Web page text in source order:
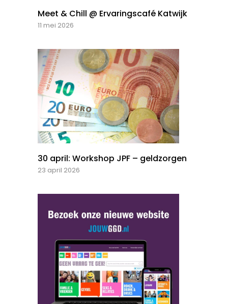
Meet & Chill @ Ervaringscafé Katwijk
11 mei 2026
30 april: Workshop JPF – geldzorgen
23 april 2026